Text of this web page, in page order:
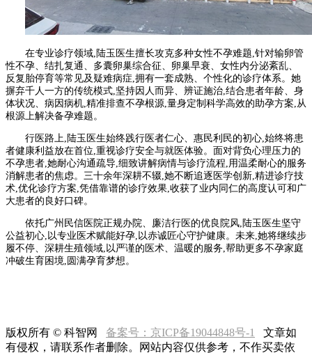
在专业诊疗领域,陆玉医生擅长攻克多种女性不孕难题,针对输卵管
性不孕、结扎复通、多囊卵巢综合征、卵巢早衰、女性内分泌紊乱、
反复胎停育等常见及疑难病症,拥有一套成熟、个性化的诊疗体系。她
摒弃千人一方的传统模式,坚持因人而异、辨证施治,结合患者年龄、身
体状况、病因病机,精准排查不孕根源,量身定制科学高效的助孕方案,从
根源上解决备孕难题。
行医路上,陆玉医生始终践行医者仁心、惠民利民的初心,始终将患
者健康利益放在首位,重视诊疗安全与就医体验。面对背负心理压力的
不孕患者,她耐心沟通疏导,细致讲解病情与诊疗流程,用温柔耐心的服务
消解患者的焦虑。三十余年深耕不辍,她不断追逐医学创新,精进诊疗技
术,优化诊疗方案,凭借靠谱的诊疗效果,收获了业内同仁的高度认可和广
大患者的良好口碑。
依托广州民信医院正规办院、廉洁行医的优良院风,陆玉医生坚守
公益初心,以专业医术赋能好孕,以赤诚匠心守护健康。未来,她将继续步
履不停、深耕生殖领域,以严谨的医术、温暖的服务,帮助更多不孕家庭
冲破生育困境,圆满孕育梦想。
版权所有 © 科智网 备案号：京ICP备19044848号-1
文章如
有侵权，请联系作者删除。网站内容仅供参考，不作买卖依